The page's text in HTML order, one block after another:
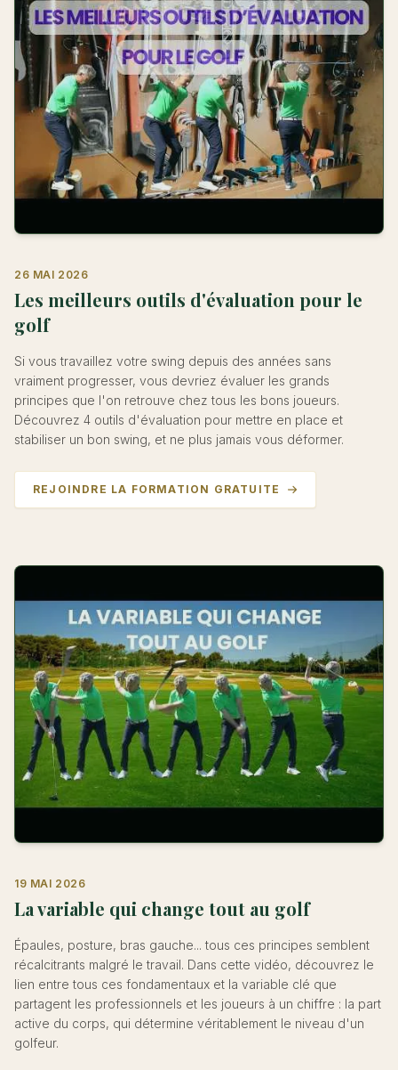
26 MAI 2026
Les meilleurs outils d'évaluation pour le
golf
Si vous travaillez votre swing depuis des années sans
vraiment progresser, vous devriez évaluer les grands
principes que l'on retrouve chez tous les bons joueurs.
Découvrez 4 outils d'évaluation pour mettre en place et
stabiliser un bon swing, et ne plus jamais vous déformer.
REJOINDRE LA FORMATION GRATUITE
19 MAI 2026
La variable qui change tout au golf
Épaules, posture, bras gauche... tous ces principes semblent
récalcitrants malgré le travail. Dans cette vidéo, découvrez le
lien entre tous ces fondamentaux et la variable clé que
partagent les professionnels et les joueurs à un chiffre : la part
active du corps, qui détermine véritablement le niveau d'un
golfeur.